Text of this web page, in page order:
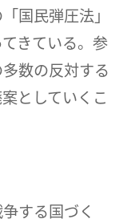
国民弾圧法」
きている。参
数の反対する
としていくこ
する国づく